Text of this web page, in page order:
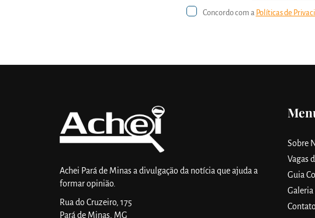
Concordo com a Políticas de
Achei Pará de Minas a divulgação da notícia que ajuda a
formar opinião.
Rua do Cruzeiro, 175
Pará de Minas, MG
Sobre
Vagas
Guia
Galeria